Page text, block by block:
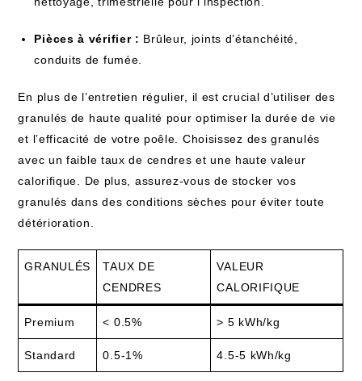
Pièces à vérifier : Brûleur, joints d’étanchéité,
conduits de fumée.
En plus de l’entretien régulier, il est crucial d’utiliser des
granulés de haute qualité pour optimiser la durée de vie
et l’efficacité de votre poêle. Choisissez des granulés
avec un faible taux de cendres et une haute valeur
calorifique. De plus, assurez-vous de stocker vos
granulés dans des conditions sèches pour éviter toute
détérioration.
GRANULÉS
TAUX DE
CENDRES
VALEUR
CALORIFIQUE
Premium < 0.5% > 5 kWh/kg
Standard 0.5-1% 4.5-5 kWh/kg